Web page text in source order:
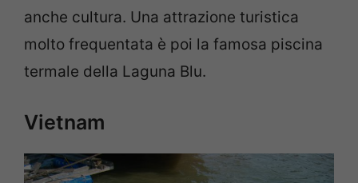
anche cultura. Una attrazione turistica
molto frequentata è poi la famosa piscina
termale della Laguna Blu.
Vietnam